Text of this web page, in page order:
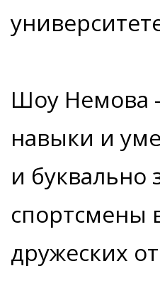
Шоу Немова
навыки и
и буквально
спортсмены
дружеских